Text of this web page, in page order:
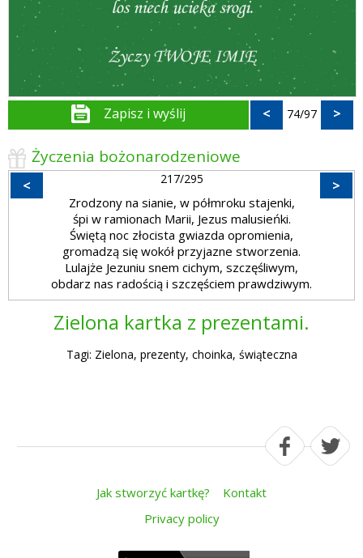
Zapisz i wyślij < 74/97 >
Życzenia bożonarodzeniowe
< 217/295 >
Zrodzony na sianie, w półmroku stajenki,
śpi w ramionach Marii, Jezus malusieńki.
Świętą noc złocista gwiazda opromienia,
gromadzą się wokół przyjazne stworzenia.
Lulajże Jezuniu snem cichym, szczęśliwym,
obdarz nas radością i szczęściem prawdziwym.
Zielona kartka z prezentami.
Tagi: Zielona, prezenty, choinka, świąteczna
Jak stworzyć kartkę?
Kontakt
Privacy policy